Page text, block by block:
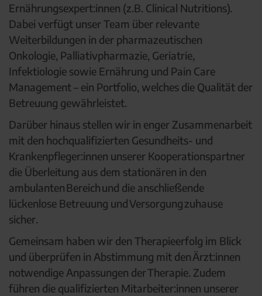
Ernährungsexpert:innen (z.B. Clinical Nutritions).
Dabei verfügt unser Team über relevante
Weiterbildungen in der pharmazeutischen
Onkologie, Palliativpharmazie, Geriatrie,
Infektiologie sowie Ernährung und Pain Care
Management – ein Portfolio, welches die Qualität der
Betreuung gewährleistet.
Darüber hinaus stellen wir in enger Zusammenarbeit
mit den hochqualifizierten Gesundheits- und
Krankenpfleger:innen unserer Kooperationspartner
die Überleitung aus dem stationären in den
ambulanten Bereich und die anschließende
lückenlose Betreuung und Versorgung zuhause
sicher.
Gemeinsam haben wir den Therapieerfolg im Blick
und überprüfen in Abstimmung mit den Ärzt:innen
notwendige Anpassungen der Therapie. Zudem
führen die qualifizierten Mitarbeiter:innen unserer